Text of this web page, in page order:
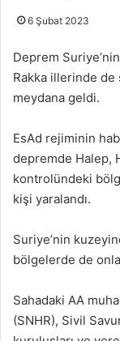
6 Şubat 2023
Deprem
Rakka illerinde de
meydana geldi.
EsAd rejiminin
depremde Halep,
kontrolündeki
kişi yaralandı.
Suriye’nin
bölgelerde de
Sahadaki AA
(SNHR), Sivil